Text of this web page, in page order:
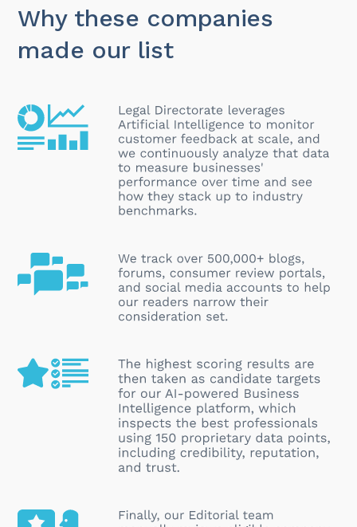
Why these companies
made our list